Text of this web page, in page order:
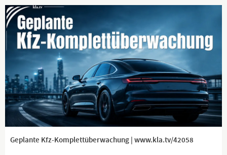
Geplante Kfz-Komplettüberwachung | www.kla.tv/42058